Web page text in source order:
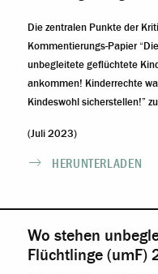
Die zentralen Punkte der
Kommentierungs-Papier
unbegleitete geflüchtete
ankommen! Kinderrechte
Kindeswohl sicherstellen!”
(Juli 2023)
HERUNTERLADEN
Wo stehen
Flüchtlinge (umF)